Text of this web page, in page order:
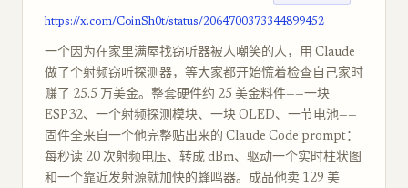
https://x.com/CoinSh0t/status/2064700373344899452
一个因为在家里满屋找窃听器被人嘲笑的人，用 Claude
做了个射频窃听探测器，等大家都开始慌着检查自己家时
赚了 25.5 万美金。整套硬件约 25 美金料件——一块
ESP32、一个射频探测模块、一块 OLED、一节电池——
固件全来自一个他完整贴出来的 Claude Code prompt：
每秒读 20 次射频电压、转成 dBm、驱动一个实时柱状图
和一个靠近发射源就加快的蜂鸣器。成品他卖 129 美